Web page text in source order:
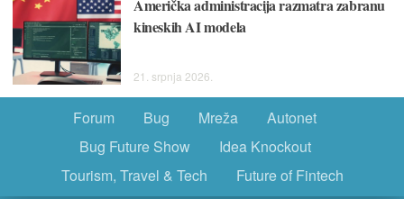
Američka administracija razmatra zabranu
kineskih AI modela
21. srpnja 2026.
Forum Bug Mreža
Autonet
Bug Future Show
Idea Knockout
Tourism, Travel & Tech
Future of Fintech